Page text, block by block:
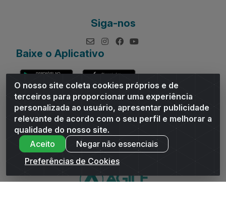
O nosso site coleta cookies próprios e de
terceiros para proporcionar uma experiência
personalizada ao usuário, apresentar publicidade
relevante de acordo com o seu perfil e melhorar a
qualidade do nosso site.
Aceito
Negar não essenciais
Preferências de Cookies
Siga-nos
Baixe o Aplicativo
Andrade Distribuidor - ROD AL 110, n° 1401 - Sitio Moco,
Arapiraca/AL - CEP 57319-300 - CNPJ 10.667.481/0001-47